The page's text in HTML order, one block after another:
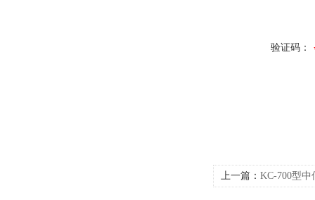
验证码：
上一篇： KC-700型